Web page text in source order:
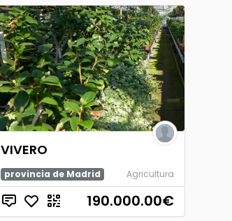
VIVERO
provincia de Madrid Agricultura
190.000.00€